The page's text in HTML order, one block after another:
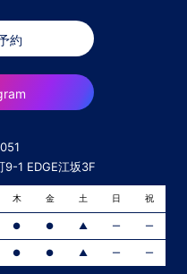
約
9-1 EDGE江坂3F
木 金 土 日 祝
● ● ▲ ー ー
● ● ▲ ー ー